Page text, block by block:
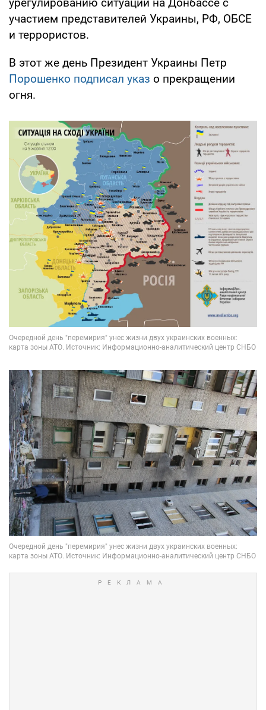
участием представителей Украины, РФ, ОБСЕ
и террористов.
В этот же день Президент Украины Петр
Порошенко подписал указ о прекращении
огня.